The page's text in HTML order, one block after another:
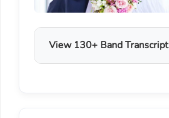
View 130+ Band Transcript